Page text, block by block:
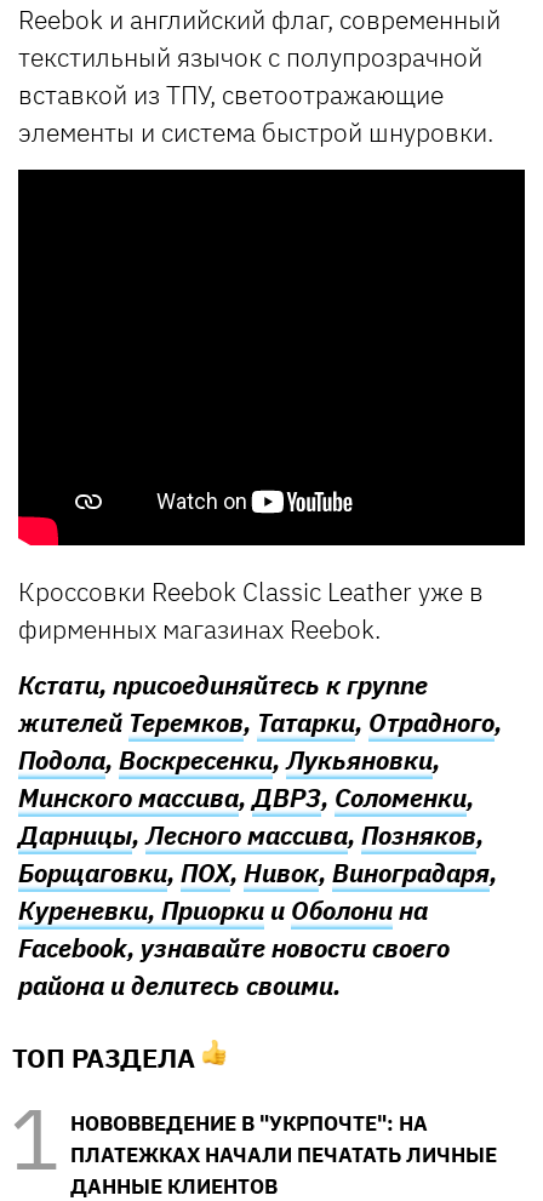
Reebok и английский флаг, современный
текстильный язычок с полупрозрачной
вставкой из ТПУ, светоотражающие
элементы и система быстрой шнуровки.
Кроссовки Reebok Classic Leather уже в
фирменных магазинах Reebok.
Кстати, присоединяйтесь к группе
жителей Теремков, Татарки, Отрадного,
Подола, Воскресенки,Лукьяновки,
Минского массива,ДВРЗ, Соломенки,
Дарницы,Лесного массива, Позняков,
Борщаговки, ПОХ, Нивок, Виноградаря,
Куреневки, Приоркии Оболонина
Facebook, узнавайте новости своего
района и делитесь своими.
ТОП РАЗДЕЛА
НОВОВВЕДЕНИЕ В "УКРПОЧТЕ": НА
ПЛАТЕЖКАХ НАЧАЛИ ПЕЧАТАТЬ ЛИЧНЫЕ
ДАННЫЕ КЛИЕНТОВ